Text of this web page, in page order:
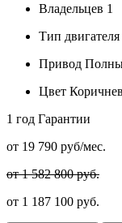
Владельцев 1
Тип двигателя
Привод
Цвет
1 год Гарантии
от 19 790 руб/мес.
от 1 582 800 руб.
от 1 187 100 руб.